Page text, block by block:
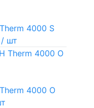
4000 S
/ шт
4000 O